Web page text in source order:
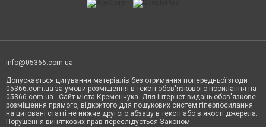
info@05366.com.ua
Допускається цитування матеріалів без отримання попередньої згоди
05366.com.ua за умови розміщення в тексті обов'язкового посилання на
05366.com.ua - Сайт міста Кременчука. Для інтернет-видань обов'язкове
розміщення прямого, відкритого для пошукових систем гіперпосилання
на цитовані статті не нижче другого абзацу в тексті або в якості джерела.
Порушення виняткових прав переслідується Законом.